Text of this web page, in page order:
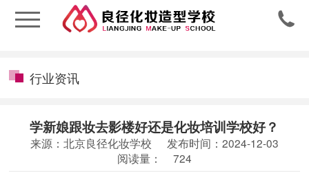

行业资讯
学新娘跟妆去影楼好还是化妆培训学校好？
来源：北京良径化妆学校
发布时间：2024-12-03
阅读量：
724